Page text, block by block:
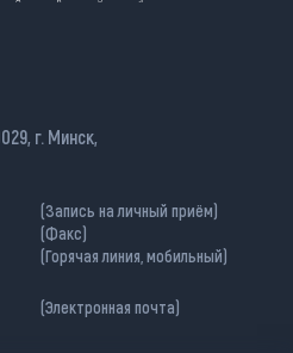
г. Минск,
(Запись на личный приём)
(Факс)
(Горячая линия, мобильный)
(Электронная почта)